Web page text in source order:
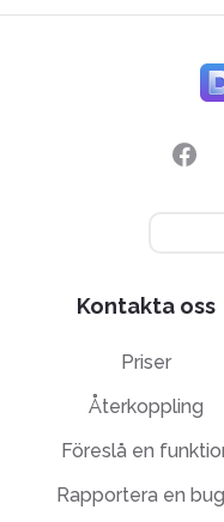
Kontakta oss
Priser
Återkoppling
Föreslå en
Rapportera en